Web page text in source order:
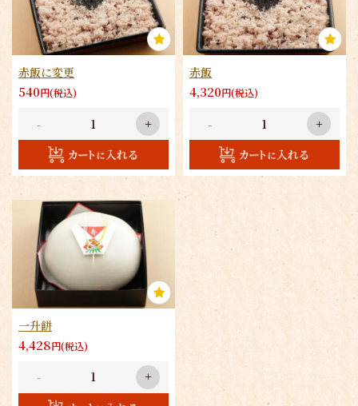
赤飯に変更
540円(税込)
- +
赤飯
4,320円(税込)
- +
一升餅
4,428円(税込)
- +